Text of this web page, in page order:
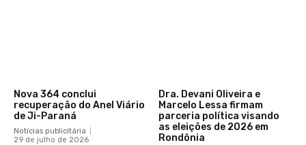
Nova 364 conclui
recuperação do Anel Viário
de Ji-Paraná
Notícias publicitária
29 de julho de 2026
Dra. Devani Oliveira e
Marcelo Lessa firmam
parceria política visando
as eleições de 2026 em
Rondônia